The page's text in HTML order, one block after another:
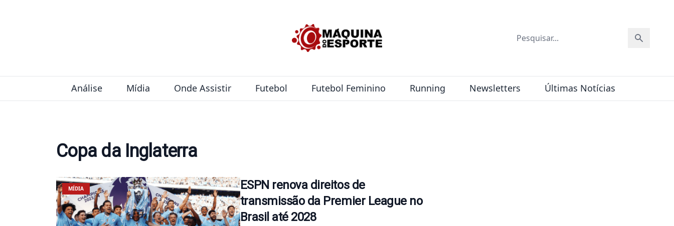
Análise Mídia Onde Assistir Futebol Futebol Feminino Running Newsletters Últimas Notícias
Copa da Inglaterra
MÍDIA
ESPN renova direitos de
transmissão da Premier League no
Brasil até 2028